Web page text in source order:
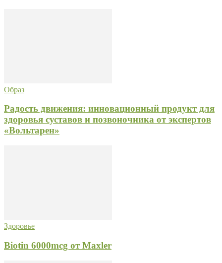
Образ
Радость движения: инновационный продукт для
здоровья суставов и позвоночника от экспертов
«Вольтарен»
Здоровье
Biotin 6000mcg от Maxler